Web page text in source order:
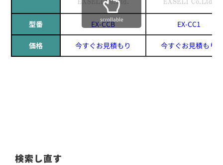
型番 EX-CCB EX-CC1
価格 今すぐお見積もり 今すぐお見積もり
scrollable
検索し直す